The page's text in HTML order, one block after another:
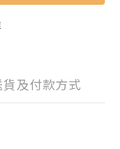
貨及付款方式